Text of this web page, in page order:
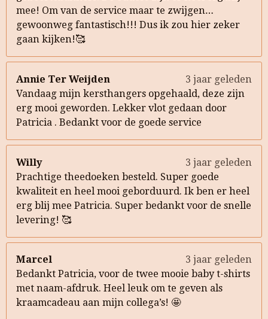
mee! Om van de service maar te zwijgen…
gewoonweg fantastisch!!! Dus ik zou hier zeker
gaan kijken!🥰
Annie Ter Weijden
3 jaar geleden
Vandaag mijn kersthangers opgehaald, deze zijn
erg mooi geworden. Lekker vlot gedaan door
Patricia . Bedankt voor de goede service
Willy
3 jaar geleden
Prachtige theedoeken besteld. Super goede
kwaliteit en heel mooi geborduurd. Ik ben er heel
erg blij mee Patricia. Super bedankt voor de snelle
levering! 🥰
Marcel
3 jaar geleden
Bedankt Patricia, voor de twee mooie baby t-shirts
met naam-afdruk. Heel leuk om te geven als
kraamcadeau aan mijn collega’s! 🤩